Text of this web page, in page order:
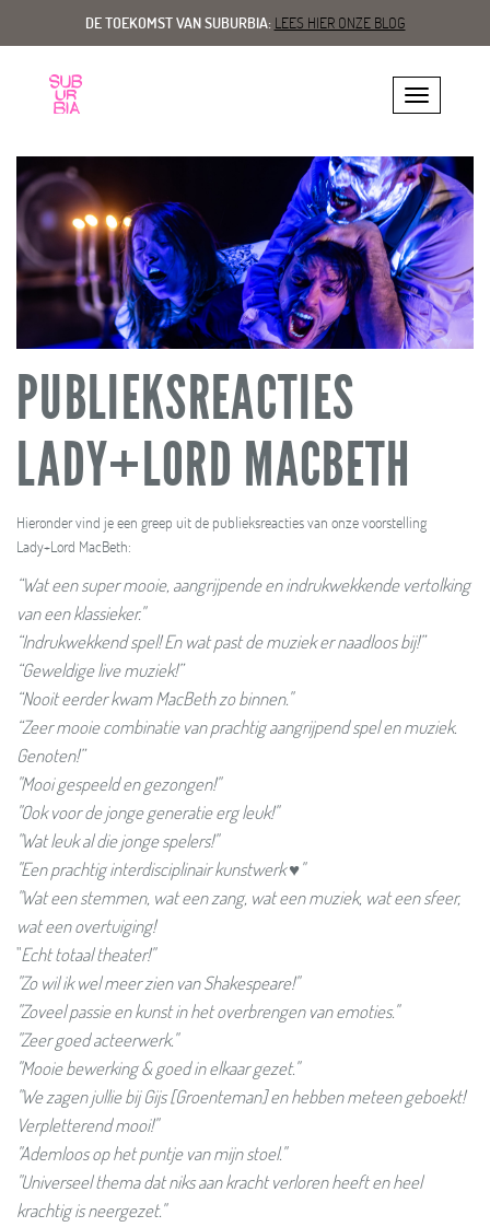
DE TOEKOMST VAN SUBURBIA: LEES HIER ONZE BLOG
Toggle
PUBLIEKSREACTIES
LADY+LORD MACBETH
Hieronder vind je een greep uit de publieksreacties van onze voorstelling
Lady+Lord MacBeth:
“Wat een super mooie, aangrijpende en indrukwekkende vertolking
van een klassieker."
“Indrukwekkend spel! En wat past de muziek er naadloos bij!”
“Geweldige live muziek!”
“Nooit eerder kwam MacBeth zo binnen."
“Zeer mooie combinatie van prachtig aangrijpend spel en muziek.
Genoten!”
"Mooi gespeeld en gezongen!"
"Ook voor de jonge generatie erg leuk!"
"Wat leuk al die jonge spelers!"
"Een prachtig interdisciplinair kunstwerk ♥"
"Wat een stemmen, wat een zang, wat een muziek, wat een sfeer,
wat een overtuiging!
"Echt totaal theater!"
"Zo wil ik wel meer zien van Shakespeare!"
"Zoveel passie en kunst in het overbrengen van emoties."
"Zeer goed acteerwerk."
"Mooie bewerking & goed in elkaar gezet."
"We zagen jullie bij Gijs [Groenteman] en hebben meteen geboekt!
Verpletterend mooi!"
"Ademloos op het puntje van mijn stoel."
"Universeel thema dat niks aan kracht verloren heeft en heel
krachtig is neergezet."